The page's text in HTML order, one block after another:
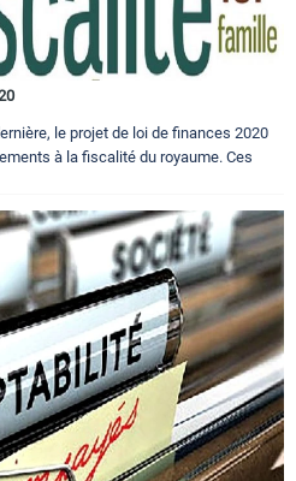
le projet de loi de finances 2020
à la fiscalité du royaume. Ces